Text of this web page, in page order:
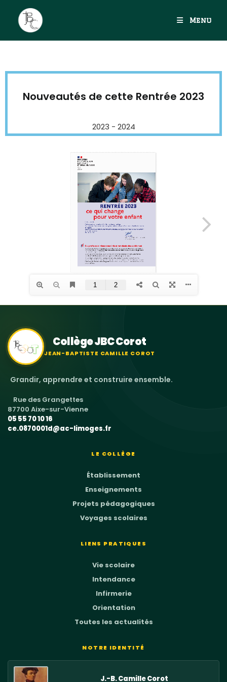
Menu
Nouveautés de cette Rentrée 2023
2023 - 2024
Collège JBC Corot
JEAN-BAPTISTE CAMILLE COROT
Grandir, apprendre et construire ensemble.
Rue des Grangettes
87700 Aixe-sur-Vienne
05 55 70 10 16
ce.0870001d@ac-limoges.fr
LE COLLÈGE
Établissement
Enseignements
Projets pédagogiques
Voyages scolaires
LIENS PRATIQUES
Vie scolaire
Intendance
Infirmerie
Orientation
Toutes les actualités
NOTRE IDENTITÉ
J.-B. Camille Corot